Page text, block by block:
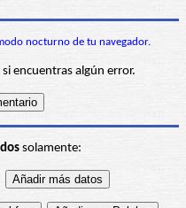
nocturno de tu navegador.
encuentras algún error.
solamente: